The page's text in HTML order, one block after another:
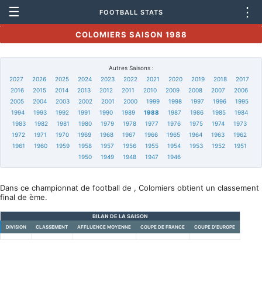
☰ FOOTBALL STATS ⋮
COLOMIERS SAISON 1988
Autres Saisons :
2027
2026 2025 2024 2023 2022 2021 2020 2019 2018
2017
2016
2015 2014 2013 2012 2011 2010 2009 2008 2007
2006
2005
2004 2003 2002 2001 2000 1999 1998 1997 1996
1995
1994
1993 1992 1991 1990 1989 1988 1987 1986 1985
1984
1983
1982 1981 1980 1979 1978 1977 1976 1975 1974
1973
1972
1971 1970 1969 1968 1967 1966 1965 1964 1963
1962
1961
1960 1959 1958 1957 1956 1955 1954 1953 1952
1951
1950
1949 1948 1947 1946
Dans ce championnat de football de , Colomiers obtient un classement
final de ème.
BILAN DE LA SAISON
DIVISION CLASSEMENT AFFLUENCE MOYENNE COUPE DE FRANCE COUPE D'EUROPE